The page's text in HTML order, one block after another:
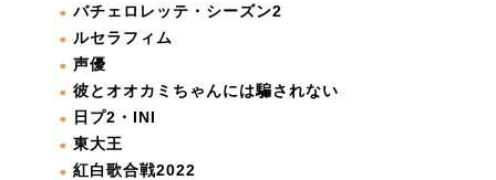
バチェロレッテ・シーズン2
ルセラフィム
声優
彼とオオカミちゃんには騙されない
日プ2・INI
東大王
紅白歌合戦2022